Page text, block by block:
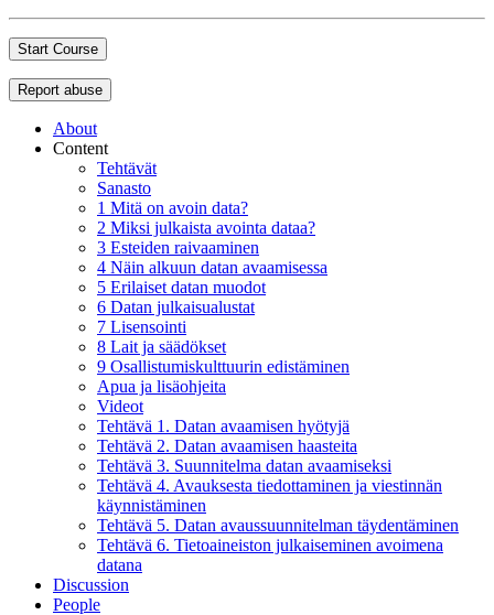
Start Course
Report abuse
About
Content
Tehtävät
Sanasto
1 Mitä on avoin data?
2 Miksi julkaista avointa dataa?
3 Esteiden raivaaminen
4 Näin alkuun datan avaamisessa
5 Erilaiset datan muodot
6 Datan julkaisualustat
7 Lisensointi
8 Lait ja säädökset
9 Osallistumiskulttuurin edistäminen
Apua ja lisäohjeita
Videot
Tehtävä 1. Datan avaamisen hyötyjä
Tehtävä 2. Datan avaamisen haasteita
Tehtävä 3. Suunnitelma datan avaamiseksi
Tehtävä 4. Avauksesta tiedottaminen ja viestinnän
käynnistäminen
Tehtävä 5. Datan avaussuunnitelman täydentäminen
Tehtävä 6. Tietoaineiston julkaiseminen avoimena
datana
Discussion
People